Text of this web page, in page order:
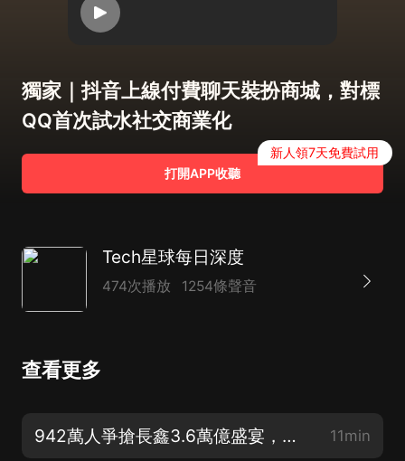
獨家｜抖音上線付費聊天裝扮商城，對標
QQ首次試水社交商業化
打開APP收聽
新人領7天免費試用
Tech星球每日深度
474次播放 1254條聲音
查看更多
942萬人爭搶長鑫3.6萬億盛宴，誰套現離場，誰重倉豪賭？ 11min